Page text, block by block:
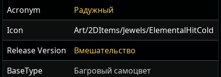
Acronym
Радужный
Icon
Art/2DItems/Jewels/ElementalHitCold
Release Version
Вмешательство
BaseType
Багровый самоцвет